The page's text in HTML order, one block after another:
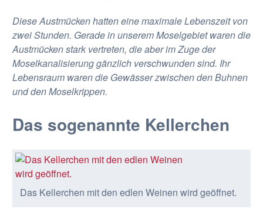
Diese Austmücken hatten eine maximale Lebenszeit von
zwei Stunden. Gerade in unserem Moselgebiet waren die
Austmücken stark vertreten, die aber im Zuge der
Moselkanalisierung gänzlich verschwunden sind. Ihr
Lebensraum waren die Gewässer zwischen den Buhnen
und den Moselkrippen.
Das sogenannte Kellerchen
Das Kellerchen mit den edlen Weinen wird geöffnet.